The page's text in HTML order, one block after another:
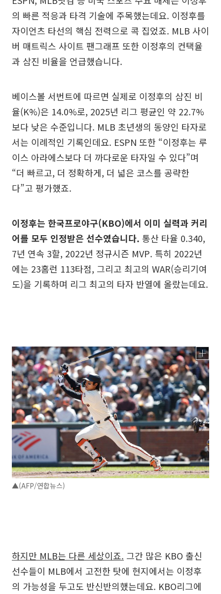
의 빠른 적응과 타격 기술에 주목했는데요. 이정후를
자이언츠 타선의 핵심 전력으로 콕 집었죠. MLB 사이
버 매트릭스 사이트 팬그래프 또한 이정후의 컨택율
과 삼진 비율을 언급했습니다.
베이스볼 서번트에 따르면 실제로 이정후의 삼진 비
율(K%)은 14.0%로, 2025년 리그 평균인 약 22.7%
보다 낮은 수준입니다. MLB 초년생의 동양인 타자로
서는 이례적인 기록인데요. ESPN 또한 “이정후는 루
이스 아라에스보다 더 까다로운 타자일 수 있다”며
“더 빠르고, 더 정확하게, 더 넓은 코스를 공략한
다”고 평가했죠.
이정후는 한국프로야구(KBO)에서 이미 실력과 커리
어를 모두 인정받은 선수였습니다. 통산 타율 0.340,
7년 연속 3할, 2022년 정규시즌 MVP. 특히 2022년
에는 23홈런 113타점, 그리고 최고의 WAR(승리기여
도)을 기록하며 리그 최고의 타자 반열에 올랐는데요.
▲(AFP/연합뉴스)
하지만 MLB는 다른 세상이죠. 그간 많은 KBO 출신
선수들이 MLB에서 고전한 탓에 현지에서는 이정후
의 가능성을 두고도 반신반의했는데요. KBO리그에